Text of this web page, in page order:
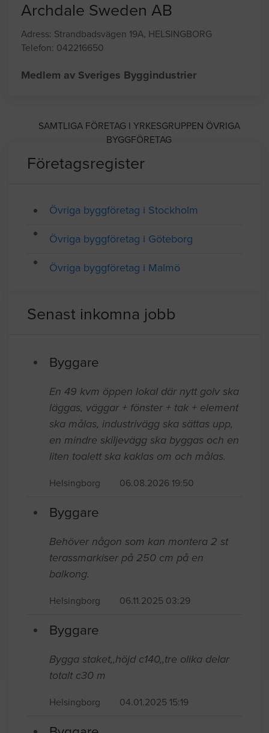
Archdale Sweden AB
Adress: Strandbadsvägen 19A, HELSINGBORG
Telefon: 042216650
Medlem av Sveriges Byggindustrier
SAMTLIGA FÖRETAG I YRKESGRUPPEN ÖVRIGA
BYGGFÖRETAG
Företagsregister
Övriga byggföretag i Stockholm
Övriga byggföretag i Göteborg
Övriga byggföretag i Malmö
Senast inkomna jobb
Byggare
En 49 kvm öppen lokal där nytt golv ska
läggas, väggar + fönster + tak + element
ska målas, industrivägg ska sättas upp,
en mindre skiljevägg ska byggas och en
liten toalett ska kaklas om och målas.
Helsingborg 06.08.2026 19:50
Byggare
Behöver någon som kan montera 2 st
terassmarkiser på 250 cm på en
balkong.
Helsingborg 06.11.2025 03:29
Byggare
Bygga staket,,höjd c140,,tre olika delar
totalt c30 m
Helsingborg 04.01.2025 15:19